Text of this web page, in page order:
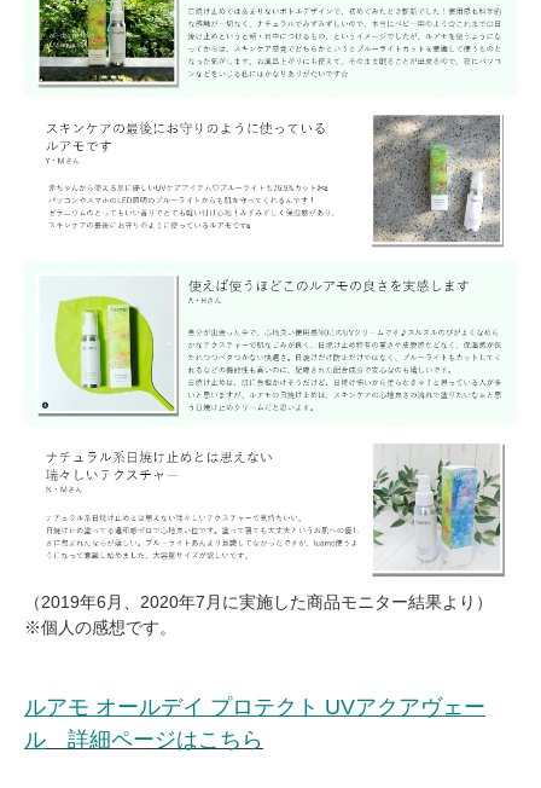
（2019年6月、2020年7月に実施した商品モニター結果より）
※個人の感想です。
ルアモ オールデイ プロテクト UVアクアヴェー
ル 詳細ページはこちら